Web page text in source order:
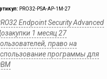
PRO32-PSA-AP-1M-27
Endpoint Security Advanced
1 месяц 27
право на
программы для